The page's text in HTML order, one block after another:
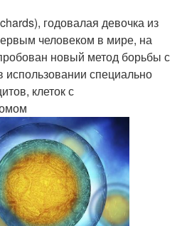
годовалая девочка из
человеком в мире, на
новый метод борьбы с
специально
клеток с